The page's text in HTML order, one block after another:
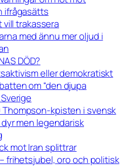
ifrågasätts
trakassera
med ännu mer oljud i
DÖD?
eller demokratiskt
om “den djupa
Thompson-kpisten i svensk
men legendarisk
mot Iran splittrar
frihetsjubel, oro och politisk